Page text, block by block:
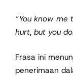
“You know
hurt, but you
Frasa ini
penerimaan